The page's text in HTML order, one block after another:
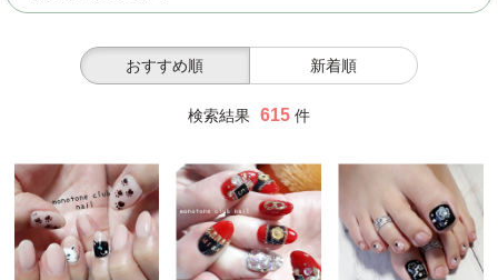
おすすめ順 新着順
検索結果 615 件